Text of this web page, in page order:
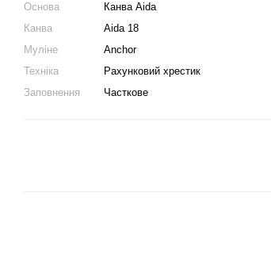
Основа
Канва Aida
Канва
Aida 18
Муліне
Anchor
Техніка
Рахунковий хрестик
Заповнення
Часткове